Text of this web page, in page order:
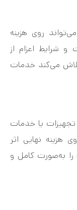
روی هزینه
و شرایط اعزام از
می‌کند خدمات
یا خدمات
هزینه نهایی اثر
به‌صورت کامل و